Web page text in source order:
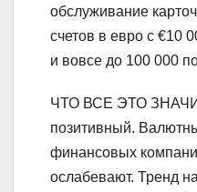
обслуживание
счетов в евро с €10
и вовсе до 100 000
ЧТО ВСЕ ЭТО
позитивный.
финансовых
ослабевают. Тренд